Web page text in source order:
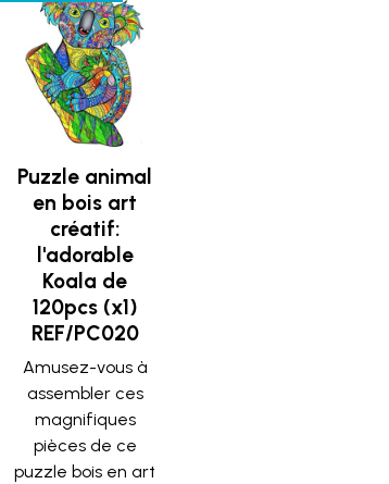
Puzzle animal
en bois art
créatif:
l'adorable
Koala de
120pcs (x1)
REF/PC020
Amusez-vous à
assembler ces
magnifiques
pièces de ce
puzzle bois en art